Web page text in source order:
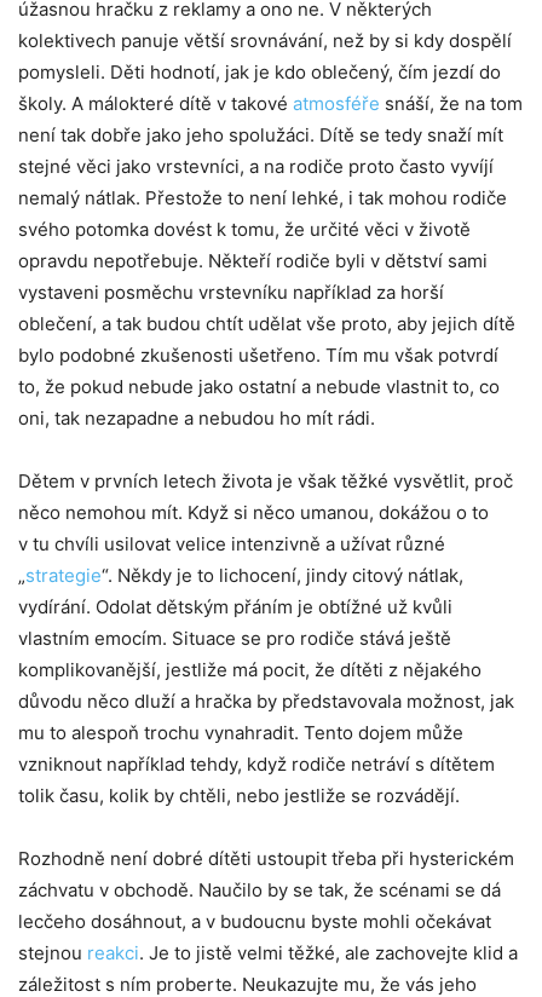
úžasnou hračku z reklamy a ono ne. V některých
kolektivech panuje větší srovnávání, než by si kdy dospělí
pomysleli. Děti hodnotí, jak je kdo oblečený, čím jezdí do
školy. A málokteré dítě v takové atmosféře snáší, že na tom
není tak dobře jako jeho spolužáci. Dítě se tedy snaží mít
stejné věci jako vrstevníci, a na rodiče proto často vyvíjí
nemalý nátlak. Přestože to není lehké, i tak mohou rodiče
svého potomka dovést k tomu, že určité věci v životě
opravdu nepotřebuje. Někteří rodiče byli v dětství sami
vystaveni posměchu vrstevníku například za horší
oblečení, a tak budou chtít udělat vše proto, aby jejich dítě
bylo podobné zkušenosti ušetřeno. Tím mu však potvrdí
to, že pokud nebude jako ostatní a nebude vlastnit to, co
oni, tak nezapadne a nebudou ho mít rádi.
Dětem v prvních letech života je však těžké vysvětlit, proč
něco nemohou mít. Když si něco umanou, dokážou o to
v tu chvíli usilovat velice intenzivně a užívat různé
„strategie“. Někdy je to lichocení, jindy citový nátlak,
vydírání. Odolat dětským přáním je obtížné už kvůli
vlastním emocím. Situace se pro rodiče stává ještě
komplikovanější, jestliže má pocit, že dítěti z nějakého
důvodu něco dluží a hračka by představovala možnost, jak
mu to alespoň trochu vynahradit. Tento dojem může
vzniknout například tehdy, když rodiče netráví s dítětem
tolik času, kolik by chtěli, nebo jestliže se rozvádějí.
Rozhodně není dobré dítěti ustoupit třeba při hysterickém
záchvatu v obchodě. Naučilo by se tak, že scénami se dá
lecčeho dosáhnout, a v budoucnu byste mohli očekávat
stejnou reakci. Je to jistě velmi těžké, ale zachovejte klid a
záležitost s ním proberte. Neukazujte mu, že vás jeho